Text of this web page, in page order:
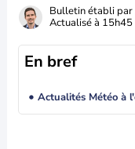
Bulletin établi par
Actualisé à 15h45
En bref